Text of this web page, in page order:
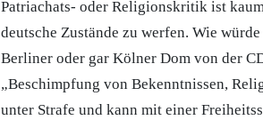
Patriachats- oder Religionskritik ist
deutsche Zustände zu werfen. Wie
Berliner oder gar Kölner Dom von der
„Beschimpfung von Bekenntnissen,
unter Strafe und kann mit einer